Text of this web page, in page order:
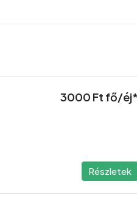
3000 Ft fő/
Részletek